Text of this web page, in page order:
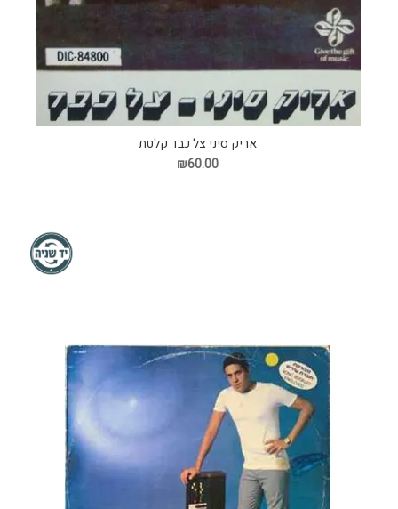
אריק סיני צל כבד קלטת
₪60.00